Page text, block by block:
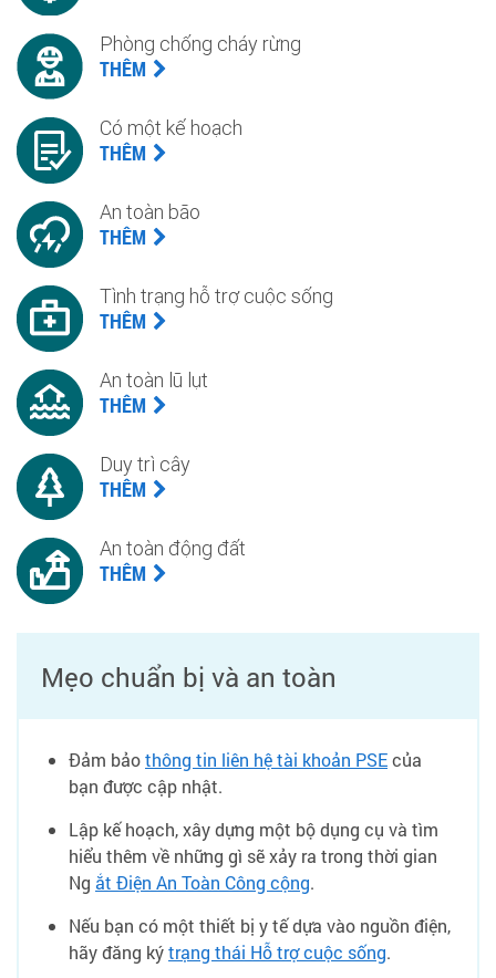
Phòng chống cháy rừng
THÊM
Có một kế hoạch
THÊM
An toàn bão
THÊM
Tình trạng hỗ trợ cuộc sống
THÊM
An toàn lũ lụt
THÊM
Duy trì cây
THÊM
An toàn động đất
THÊM
Mẹo chuẩn bị và an toàn
Đảm bảothông tin liên hệ tài khoản PSEcủa
bạn được cập nhật.
Lập kế hoạch, xây dựng một bộ dụng cụ và tìm
hiểu thêm về những gì sẽ xảy ra trong thời gian
Ng ắt Điện An Toàn Công cộng.
Nếu bạn có một thiết bị y tế dựa vào nguồn điện,
hãy đăng kýtrạng thái Hỗ trợ cuộc sống.